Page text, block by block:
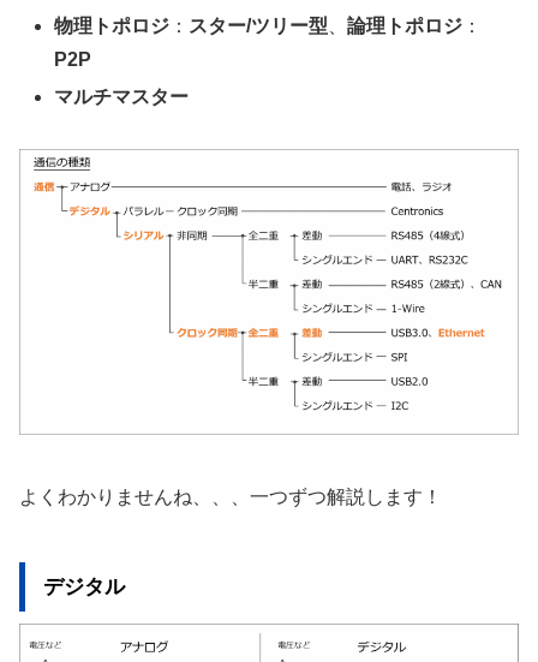
物理トポロジ ： スター/ツリー型 、論理トポロジ ：
P2P
マルチマスター
よくわかりませんね、、、一つずつ解説します！
デジタル